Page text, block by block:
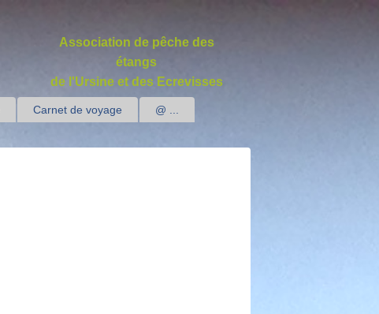
Association de pêche des
étangs
de l'Ursine et des Ecrevisses
Carnet de voyage
@ ...